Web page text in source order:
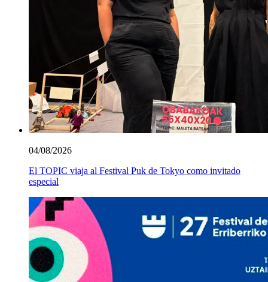
04/08/2026
El TOPIC viaja al Festival Puk de Tokyo como invitado
especial